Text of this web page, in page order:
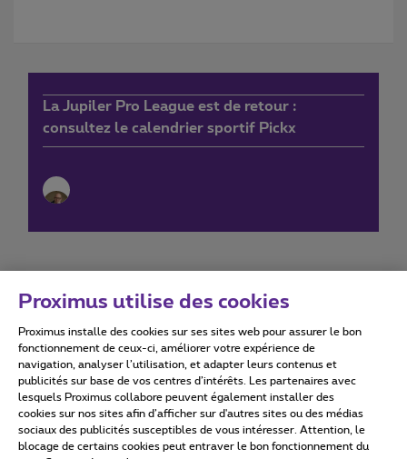
La Jupiler Pro League est de retour :
consultez le calendrier sportif Pickx
Conditions d'utilisation Accessibility statement
Tous droits réservés. © 2026
Proximus utilise des cookies
Proximus installe des cookies sur ses sites web pour assurer le bon
fonctionnement de ceux-ci, améliorer votre expérience de
navigation, analyser l’utilisation, et adapter leurs contenus et
publicités sur base de vos centres d’intérêts. Les partenaires avec
lesquels Proximus collabore peuvent également installer des
cookies sur nos sites afin d’afficher sur d'autres sites ou des médias
sociaux des publicités susceptibles de vous intéresser. Attention, le
blocage de certains cookies peut entraver le bon fonctionnement du